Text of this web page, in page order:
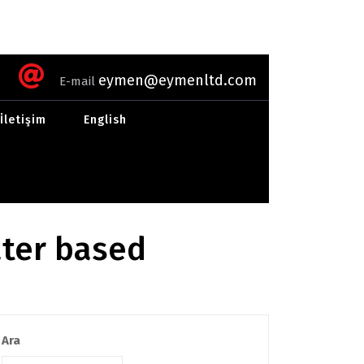
E-mail eymen@eymenltd.com
İletişim English
based
Ara